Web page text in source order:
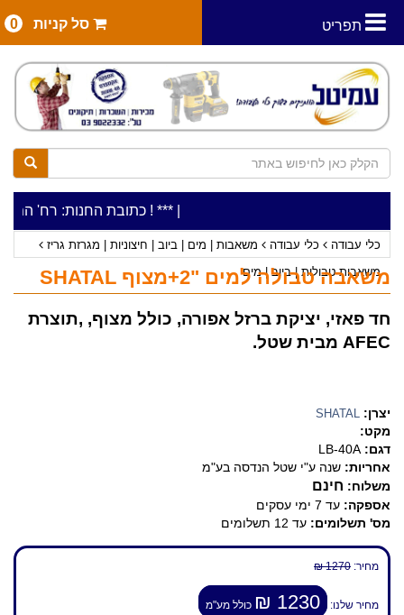
תפריט סל קניות 0
***כתובת החנות: רח' המלאכה 2, ביתן 8 (כניסה מרח' עמל 5) א.ת.פארק אפק, ראש ***כלי עבודה להשכרה בתעריף יומי משתלם ! ***
כלי עבודה כלי עבודה
משאבות | מים | ביוב | חיצוניות | מגרזת גריז
משאבות טבולות | ביוב | מים
משאבה טבולה למים "2+מצוף SHATAL
חד פאזי, יציקת ברזל אפורה, כולל מצוף, ,תוצרת
AFEC מבית שטל.
יצרן: SHATAL
מקט:
דגם: LB-40A
אחריות: שנה ע"י שטל הנדסה בע"מ
משלוח: חינם
אספקה: עד 7 ימי עסקים
מס' תשלומים: עד 12 תשלומים
מחיר: 1270 ₪
מחיר שלנו: 1230 ₪ כולל מע"מ